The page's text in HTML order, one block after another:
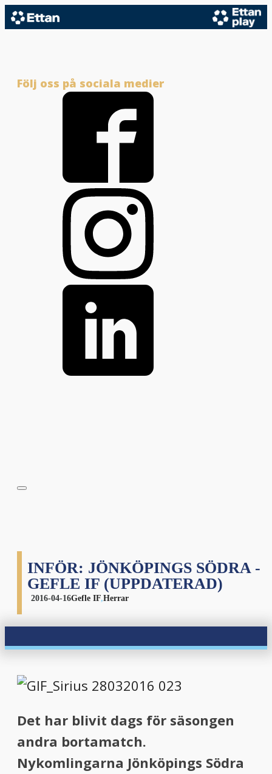
Följ oss på sociala medier
INFÖR: JÖNKÖPINGS SÖDRA -
GEFLE IF (UPPDATERAD)
2016-04-16Gefle IF,Herrar
Det har blivit dags för säsongen
andra bortamatch.
Nykomlingarna Jönköpings Södra